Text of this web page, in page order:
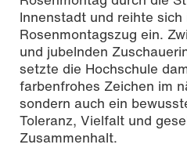
Foto | Nicolas Fahlbusch
Innenstadt und reihte
Rosenmontagszug ein.
und jubelnden
setzte die Hochschule
farbenfrohes Zeichen im
sondern auch ein
Toleranz, Vielfalt und
Zusammenhalt.